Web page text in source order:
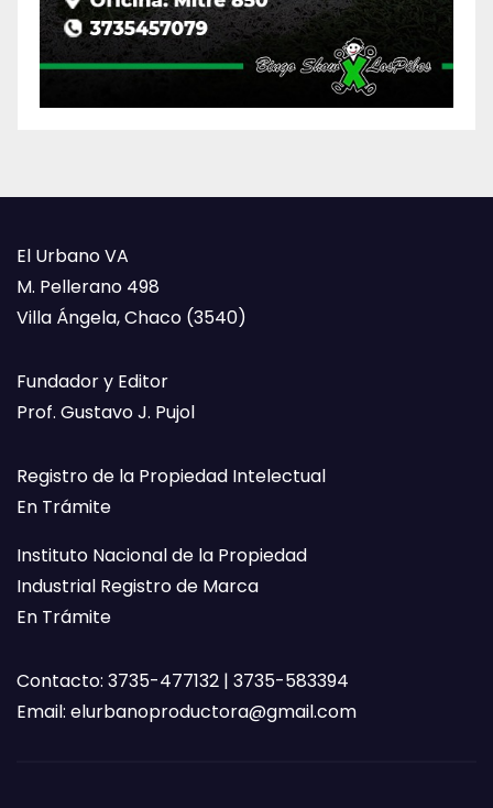
El Urbano VA
M. Pellerano 498
Villa Ángela, Chaco (3540)
Fundador y Editor
Prof. Gustavo J. Pujol
Registro de la Propiedad Intelectual
En Trámite
Instituto Nacional de la Propiedad
Industrial Registro de Marca
En Trámite
Contacto: 3735-477132 | 3735-583394
Email: elurbanoproductora@gmail.com